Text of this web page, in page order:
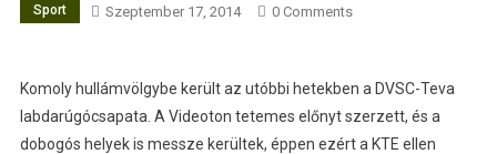
Sport Szeptember 17, 2014 0 Comments
Komoly hullámvölgybe került az utóbbi hetekben a DVSC-Teva
labdarúgócsapata. A Videoton tetemes előnyt szerzett, és a
dobogós helyek is messze kerültek, éppen ezért a KTE ellen